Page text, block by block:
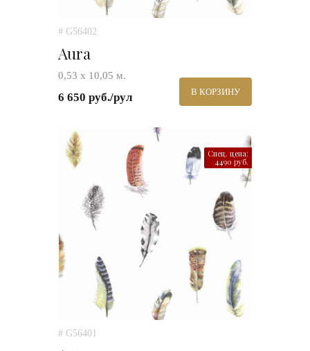
# G56402
Aura
0,53 х 10,05 м.
6 650 руб./рул В КОРЗИНУ
Спец. цена:
4490 руб.
# G56401